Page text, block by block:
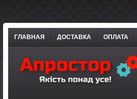
ГЛАВНАЯ ДОСТАВКА ОПЛАТА